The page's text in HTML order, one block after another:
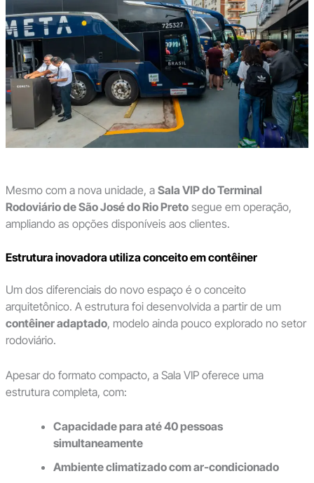
Mesmo com a nova unidade, a Sala VIP do Terminal
Rodoviário de São José do Rio Pretosegue em operação,
ampliando as opções disponíveis aos clientes.
Estrutura inovadora utiliza conceito em contêiner
Um dos diferenciais do novo espaço é o conceito
arquitetônico. A estrutura foi desenvolvida a partir de um
contêiner adaptado, modelo ainda pouco explorado no setor
rodoviário.
Apesar do formato compacto, a Sala VIP oferece uma
estrutura completa, com:
Capacidade para até 40 pessoas
simultaneamente
Ambiente climatizado com ar-condicionado